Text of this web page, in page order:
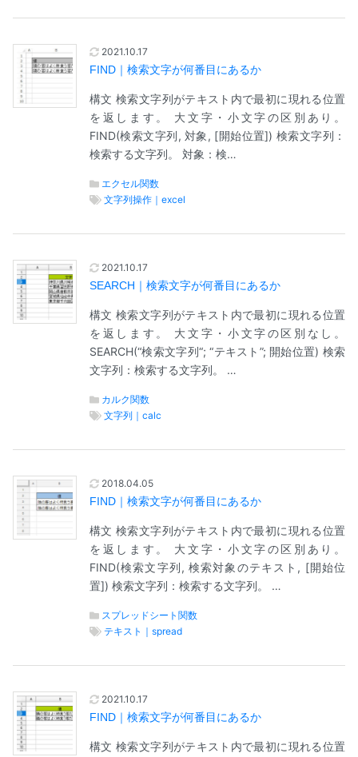
2021.10.17
FIND｜検索文字が何番目にあるか
構文 検索文字列がテキスト内で最初に現れる位置
を返します。 大文字・小文字の区別あり。
FIND(検索文字列, 対象, [開始位置]) 検索文字列：
検索する文字列。 対象：検…
エクセル関数
文字列操作｜excel
2021.10.17
SEARCH｜検索文字が何番目にあるか
構文 検索文字列がテキスト内で最初に現れる位置
を返します。 大文字・小文字の区別なし。
SEARCH(“検索文字列“; “テキスト”; 開始位置) 検索
文字列：検索する文字列。 …
カルク関数
文字列｜calc
2018.04.05
FIND｜検索文字が何番目にあるか
構文 検索文字列がテキスト内で最初に現れる位置
を返します。 大文字・小文字の区別あり。
FIND(検索文字列, 検索対象のテキスト, [開始位
置]) 検索文字列：検索する文字列。 …
スプレッドシート関数
テキスト｜spread
2021.10.17
FIND｜検索文字が何番目にあるか
構文 検索文字列がテキスト内で最初に現れる位置